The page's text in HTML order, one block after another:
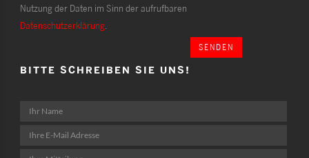
Nutzung der Daten im Sinn der aufrufbaren
Datenschutzerklärung.
SENDEN
BITTE SCHREIBEN SIE UNS!